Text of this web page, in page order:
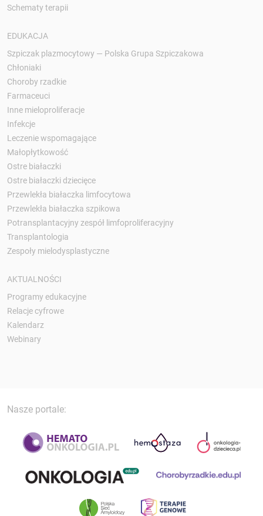
Schematy terapii
EDUKACJA
Szpiczak plazmocytowy — Polska Grupa Szpiczakowa
Chłoniaki
Choroby rzadkie
Farmaceuci
Inne mieloproliferacje
Infekcje
Leczenie wspomagające
Małopłytkowość
Ostre białaczki
Ostre białaczki dziecięce
Przewlekła białaczka limfocytowa
Przewlekła białaczka szpikowa
Potransplantacyjny zespół limfoproliferacyjny
Transplantologia
Zespoły mielodysplastyczne
AKTUALNOŚCI
Programy edukacyjne
Relacje cyfrowe
Kalendarz
Webinary
Nasze portale: